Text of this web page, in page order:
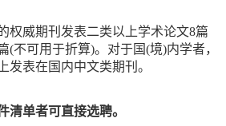
权威期刊发表二类以上学术论文8篇
(不可用于折算)。对于国(境)内学者，
发表在国内中文类期刊。
清单者可直接选聘。